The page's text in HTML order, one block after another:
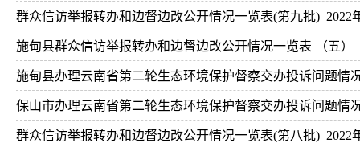
群众信访举报转办和边督边改公开情况一览表(第九批) 2022
施甸县群众信访举报转办和边督边改公开情况一览表 （五）
施甸县办理云南省第二轮生态环境保护督察交办投诉问题情
保山市办理云南省第二轮生态环境保护督察交办投诉问题情
群众信访举报转办和边督边改公开情况一览表(第八批) 2022